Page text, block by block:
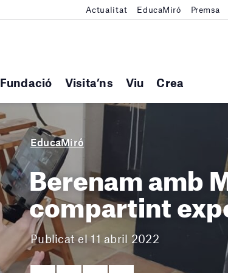
Fundació Visita’ns Viu Crea
Actualitat EducaMiró Premsa
EducaMiró
Berenam amb
compartint
Publicat el 11 abril 2022